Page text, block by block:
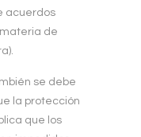
acuerdos
de
se debe
la protección
que los